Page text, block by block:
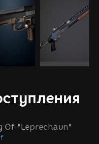
Of "Leprechaun"